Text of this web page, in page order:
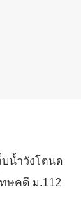
บน้ำวังโตนด
ษคดี ม.112